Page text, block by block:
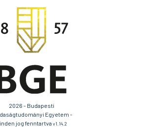
2026 - Budapesti
Egyetem -
jog fenntartva v1.14.2